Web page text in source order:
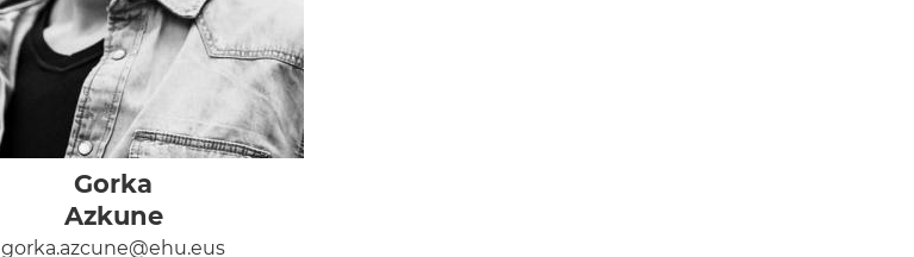
Gorka
Azkune
gorka.azcune@ehu.eus